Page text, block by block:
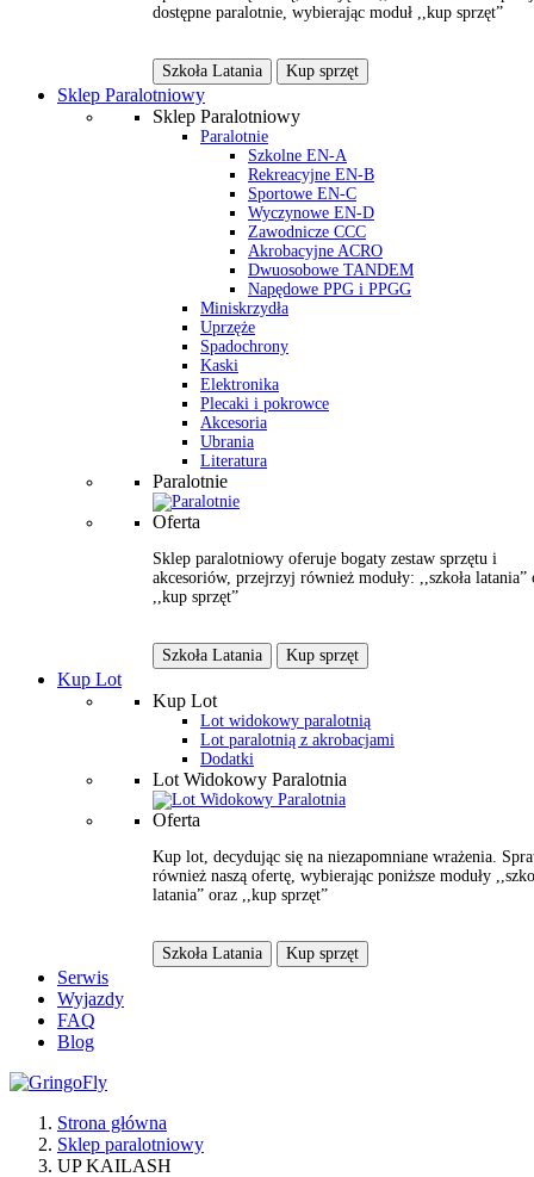
dostępne paralotnie, wybierając moduł ,,kup sprzęt”
Szkoła Latania Kup sprzęt
Sklep Paralotniowy
Sklep Paralotniowy
Paralotnie
Szkolne EN-A
Rekreacyjne EN-B
Sportowe EN-C
Wyczynowe EN-D
Zawodnicze CCC
Akrobacyjne ACRO
Dwuosobowe TANDEM
Napędowe PPG i PPGG
Miniskrzydła
Uprzęże
Spadochrony
Kaski
Elektronika
Plecaki i pokrowce
Akcesoria
Ubrania
Literatura
Paralotnie
Oferta
Sklep paralotniowy oferuje bogaty zestaw sprzętu i
akcesoriów, przejrzyj również moduły: ,,szkoła latania”
,,kup sprzęt”
Szkoła Latania Kup sprzęt
Kup Lot
Kup Lot
Lot widokowy paralotnią
Lot paralotnią z akrobacjami
Dodatki
Lot Widokowy Paralotnia
Oferta
Kup lot, decydując się na niezapomniane wrażenia.
również naszą ofertę, wybierając poniższe moduły
latania” oraz ,,kup sprzęt”
Szkoła Latania Kup sprzęt
Serwis
Wyjazdy
FAQ
Blog
Strona główna
Sklep paralotniowy
UP KAILASH